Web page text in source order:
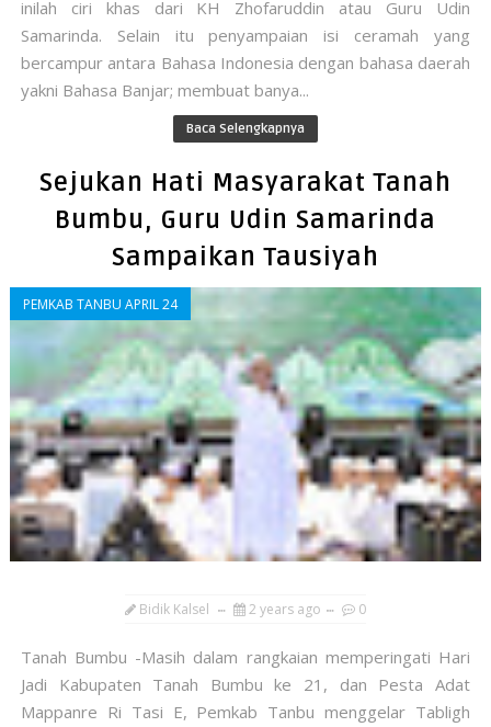
inilah ciri khas dari KH Zhofaruddin atau Guru Udin
Samarinda. Selain itu penyampaian isi ceramah yang
bercampur antara Bahasa Indonesia dengan bahasa daerah
yakni Bahasa Banjar; membuat banya...
Baca Selengkapnya
Sejukan Hati Masyarakat Tanah
Bumbu, Guru Udin Samarinda
Sampaikan Tausiyah
PEMKAB TANBU APRIL 24
Bidik Kalsel 2 years ago 0
Tanah Bumbu -Masih dalam rangkaian memperingati Hari
Jadi Kabupaten Tanah Bumbu ke 21, dan Pesta Adat
Mappanre Ri Tasi E, Pemkab Tanbu menggelar Tabligh